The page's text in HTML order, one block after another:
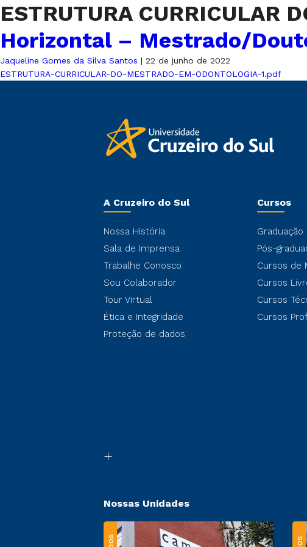
ESTRUTURA CURRICULAR
Horizontal – Mestrado/
Jaqueline Gomes da Silva Santos | 22 de junho de 2022
ESTRUTURA-CURRICULAR-DO-MESTRADO-EM-ODONTOLOGIA-1.pdf
A Cruzeiro do Sul
Nossa História
Sala de Imprensa
Trabalhe Conosco
Sou Colaborador
Tour Virtual
Ética e Integridade
Proteção de dados
Cursos
Graduação
Pós-
Cursos de
Cursos
Cursos
Cursos
Nossas Unidades